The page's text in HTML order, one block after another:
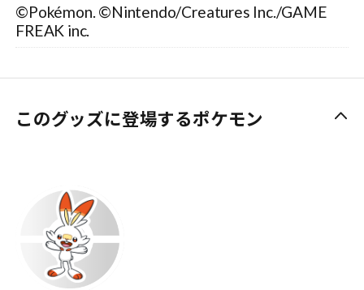
©Pokémon. ©Nintendo/Creatures Inc./GAME
FREAK inc.
このグッズに登場するポケモン